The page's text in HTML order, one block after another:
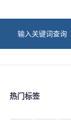
热门标签